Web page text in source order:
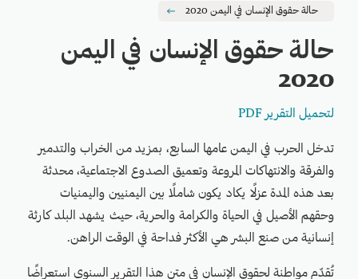
حالة حقوق الإنسان في اليمن 2020
حالة حقوق الإنسان في اليمن
2020
لتحميل التقرير PDF
تدخل الحرب في اليمن عامها السابع، بمزيد من الخراب والتدمير
والفرقة والانتهاكات المروعة وتعميق الصدوع الاجتماعية، محدثة
بعد هذه المدة عزلًا يكاد يكون شاملًا بين اليمنيين واليمنيات
وحقهم الأصيل في الحياة والكرامة والحرية، حيث يشهد البلد كارثة
إنسانية من صنع البشر هي الأكثر فداحة في الوقت الراهن.
تُقدّم مواطنة لحقوق الإنسان في متن هذا التقرير السنوي استعراضًا